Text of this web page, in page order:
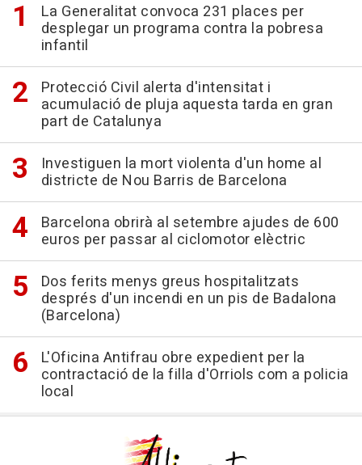
La Generalitat convoca 231 places per
desplegar un programa contra la pobresa
infantil
Protecció Civil alerta d'intensitat i
acumulació de pluja aquesta tarda en gran
part de Catalunya
Investiguen la mort violenta d'un home al
districte de Nou Barris de Barcelona
Barcelona obrirà al setembre ajudes de 600
euros per passar al ciclomotor elèctric
Dos ferits menys greus hospitalitzats
després d'un incendi en un pis de Badalona
(Barcelona)
L'Oficina Antifrau obre expedient per la
contractació de la filla d'Orriols com a policia
local